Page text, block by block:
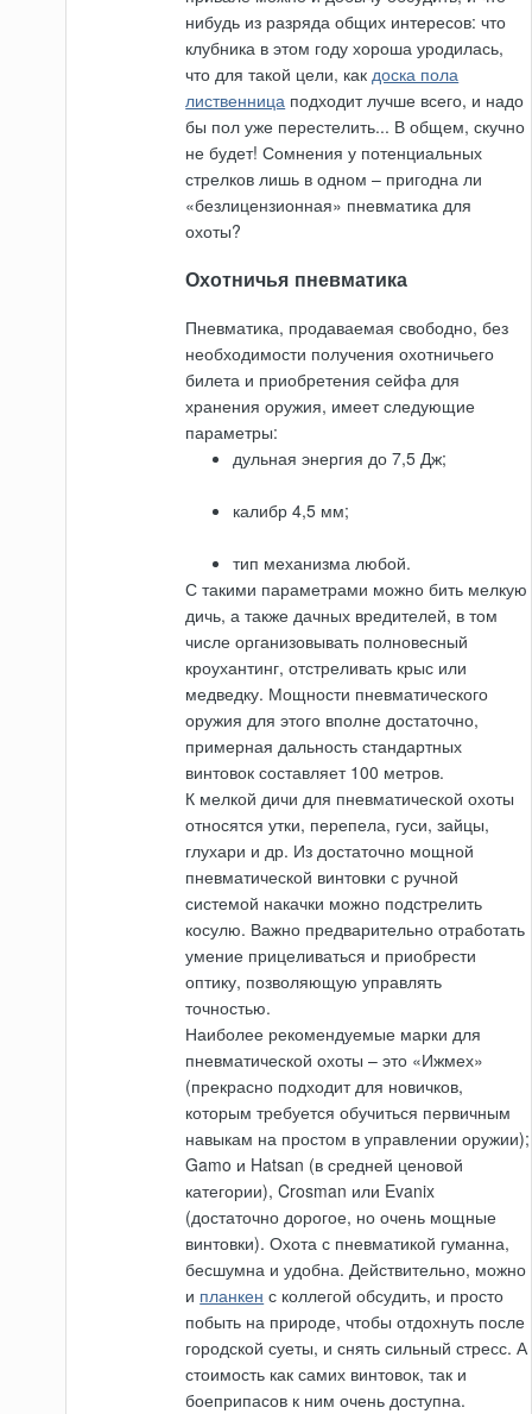
нибудь из разряда общих интересов: что
клубника в этом году хороша уродилась,
что для такой цели, какдоска пола
лиственница подходит лучше всего, и надо
бы пол уже перестелить... В общем, скучно
не будет! Сомнения у потенциальных
стрелков лишь в одном – пригодна ли
«безлицензионная» пневматика для
охоты?
Охотничья пневматика
Пневматика, продаваемая свободно, без
необходимости получения охотничьего
билета и приобретения сейфа для
хранения оружия, имеет следующие
параметры:
дульная энергия до 7,5 Дж;
калибр 4,5 мм;
тип механизма любой.
С такими параметрами можно бить мелкую
дичь, а также дачных вредителей, в том
числе организовывать полновесный
кроухантинг, отстреливать крыс или
медведку. Мощности пневматического
оружия для этого вполне достаточно,
примерная дальность стандартных
винтовок составляет 100 метров.
К мелкой дичи для пневматической охоты
относятся утки, перепела, гуси, зайцы,
глухари и др. Из достаточно мощной
пневматической винтовки с ручной
системой накачки можно подстрелить
косулю. Важно предварительно отработать
умение прицеливаться и приобрести
оптику, позволяющую управлять
точностью.
Наиболее рекомендуемые марки для
пневматической охоты – это «Ижмех»
(прекрасно подходит для новичков,
которым требуется обучиться первичным
навыкам на простом в управлении оружии);
Gamo и Hatsan (в средней ценовой
категории), Crosman или Evanix
(достаточно дорогое, но очень мощные
винтовки). Охота с пневматикой гуманна,
бесшумна и удобна. Действительно, можно
и планкен с коллегой обсудить, и просто
побыть на природе, чтобы отдохнуть после
городской суеты, и снять сильный стресс. А
стоимость как самих винтовок, так и
боеприпасов к ним очень доступна.